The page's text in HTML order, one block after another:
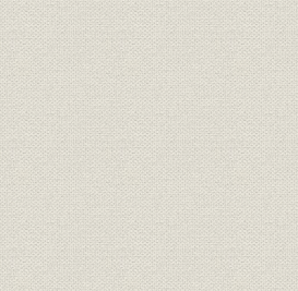
主要製品生産実績 舶用ボイラ
(スコッチ式円缶‐広島造船所)
昭和22年4
主要製品生産実績 舶用ボイラ
(補助ボイラ‐広島造船所)
昭和24年
主要製品生産実績 陸用蒸気ター
ビン(長崎造船所)
昭和23年